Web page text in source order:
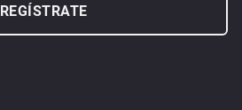
REGÍSTRATE